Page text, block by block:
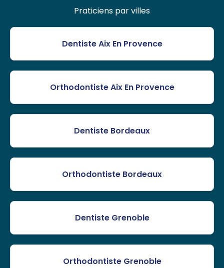
Praticiens par villes
Dentiste Aix En Provence
Orthodontiste Aix En Provence
Dentiste Bordeaux
Orthodontiste Bordeaux
Dentiste Grenoble
Orthodontiste Grenoble